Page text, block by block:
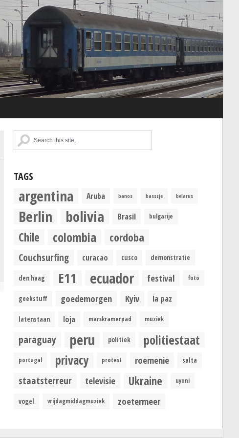
TAGS
argentina Aruba banos basszje belarus
Berlin bolivia Brasil bulgarije
Chile colombia cordoba
Couchsurfing curacao cusco demonstratie
den haag E11 ecuador festival foto
geekstuff goedemorgen Kyiv la paz
latenstaan loja marskramerpad muziek
paraguay peru politiek politiestaat
portugal privacy protest roemenie salta
staatsterreur televisie Ukraine uyuni
vogel vrijdagmiddagmuziek zoetermeer